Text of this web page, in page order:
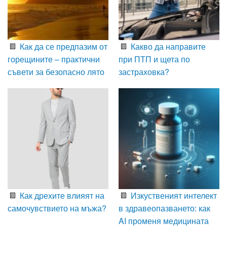
Как да се предпазим от
горещините – практични
съвети за безопасно лято
Какво да направите
при ПТП и щета по
застраховка?
Как дрехите влияят на
самочувствието на мъжа?
Изкуственият интелект
в здравеопазването: как
AI променя медицината